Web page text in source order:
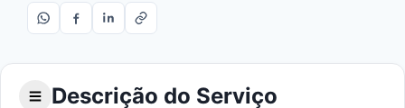
Descrição do Serviço